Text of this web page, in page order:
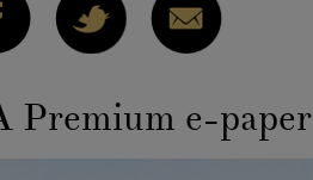
Premium e-paper